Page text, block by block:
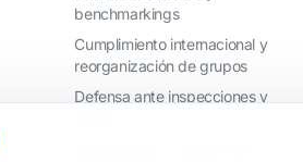
benchmarkings
Cumplimiento internacional y
reorganización de grupos
Defensa ante inspecciones y